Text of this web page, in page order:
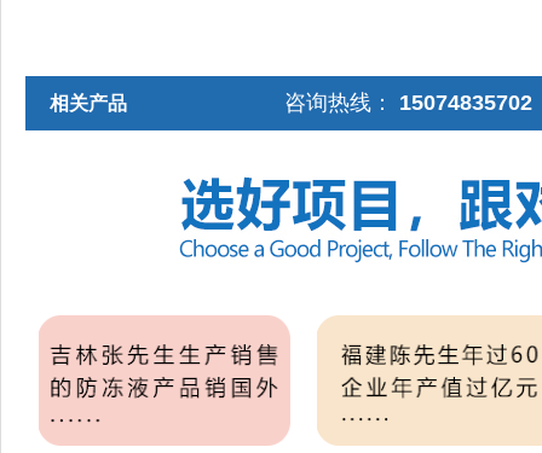
相关产品 咨询热线： 15074835702